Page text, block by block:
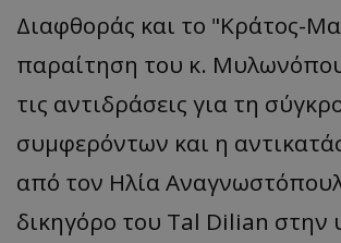
Διαφθοράς και το "Κράτος-
παραίτηση του κ.
τις αντιδράσεις για τη
συμφερόντων και η
από τον Ηλία
δικηγόρο του Tal Dilian στην